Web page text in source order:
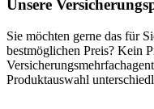
Unsere
Sie möchten gerne das für
bestmöglichen Preis? Kein
Produktauswahl